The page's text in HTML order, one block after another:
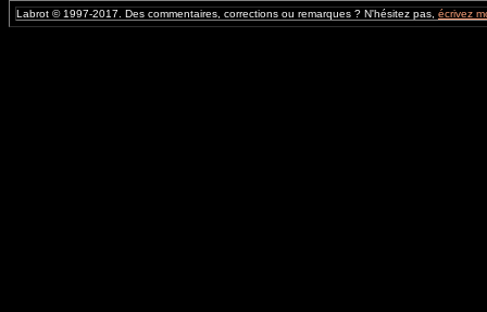
Labrot © 1997-2017. Des commentaires, corrections ou remarques ? N'hésitez pas, écrivez